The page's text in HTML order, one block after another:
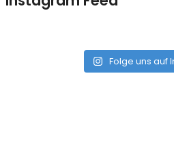
Folge uns auf